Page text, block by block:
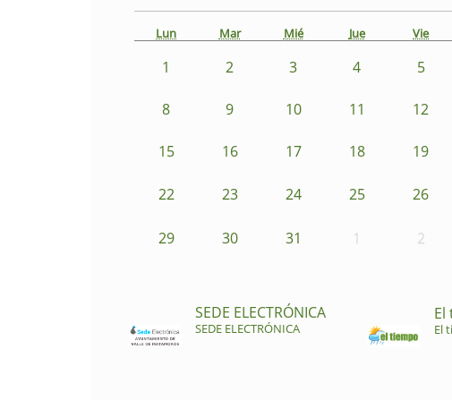
Lun Mar Mié Jue Vie
1 2 3 4 5
8 9 10 11 12
15 16 17 18 19
22 23 24 25 26
29 30 31 1 2
SEDE ELECTRÓNICA
SEDE ELECTRÓNICA
El
El